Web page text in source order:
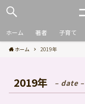
ホーム 著者 子育て
ホーム 2019年
2019年 – date –